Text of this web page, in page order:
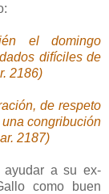
el domingo
difíciles de
2186)
de respeto
congribución
2187)
ayudar a su ex-
como buen